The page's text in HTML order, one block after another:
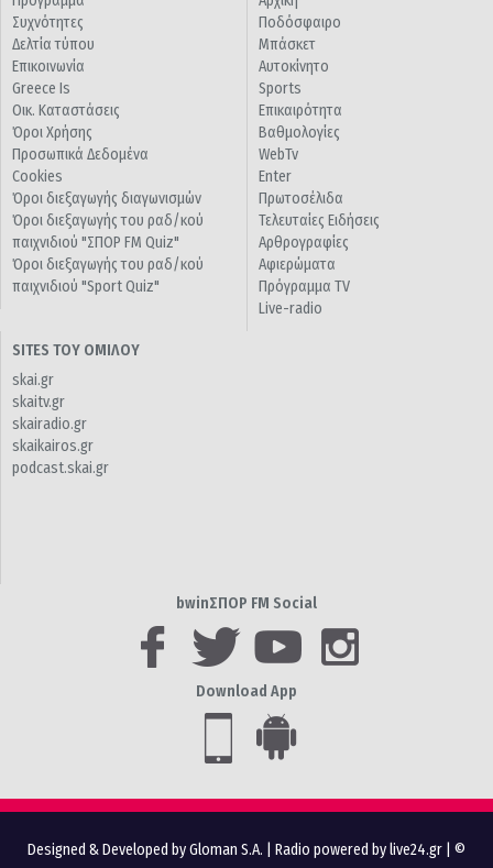
Συχνότητες
Δελτία τύπου
Επικοινωνία
Greece Is
Οικ. Καταστάσεις
Όροι Χρήσης
Προσωπικά Δεδομένα
Cookies
Όροι διεξαγωγής διαγωνισμών
Όροι διεξαγωγής του ραδ/κού
παιχνιδιού "ΣΠΟΡ FM Quiz"
Όροι διεξαγωγής του ραδ/κού
παιχνιδιού "Sport Quiz"
Ποδόσφαιρο
Μπάσκετ
Αυτοκίνητο
Sports
Επικαιρότητα
Βαθμολογίες
WebTv
Enter
Πρωτοσέλιδα
Τελευταίες Ειδήσεις
Αρθρογραφίες
Αφιερώματα
Πρόγραμμα TV
Live-radio
SITES ΤΟΥ ΟΜΙΛΟΥ
skai.gr
skaitv.gr
skairadio.gr
skaikairos.gr
podcast.skai.gr
bwinΣΠΟΡ FM Social
Download App
Designed & Developed by Gloman S.A. Radio powered by live24.gr | ©